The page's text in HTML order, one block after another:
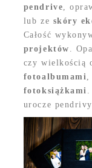
pendrive ,
lub ze skóry
Całość
projektów
.
czy wielkością
fotoalbumami
fotoksiążkami
urocze